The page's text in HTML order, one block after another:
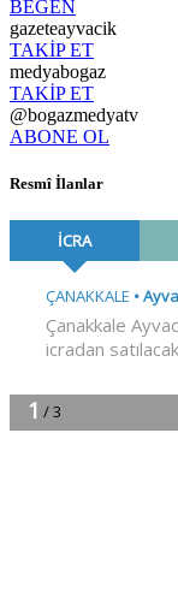
BEĞEN
gazeteayvacik
TAKİP ET
medyabogaz
TAKİP ET
@bogazmedyatv
ABONE OL
Resmî İlanlar